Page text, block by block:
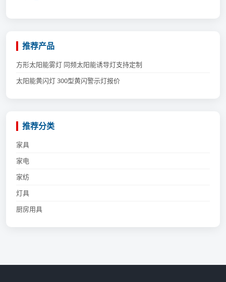
推荐产品
方形太阳能雾灯 同频太阳能诱导灯支持定制
太阳能黄闪灯 300型黄闪警示灯报价
推荐分类
家具
家电
家纺
灯具
厨房用具